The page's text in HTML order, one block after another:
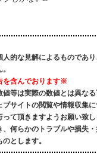
人的な見解によるものであ
を含んでおります※
等は実際の数値とは異なる
ブサイトの閲覧や情報収集
て頂きますようお願い致し
、何らかのトラブルや損失
とします。